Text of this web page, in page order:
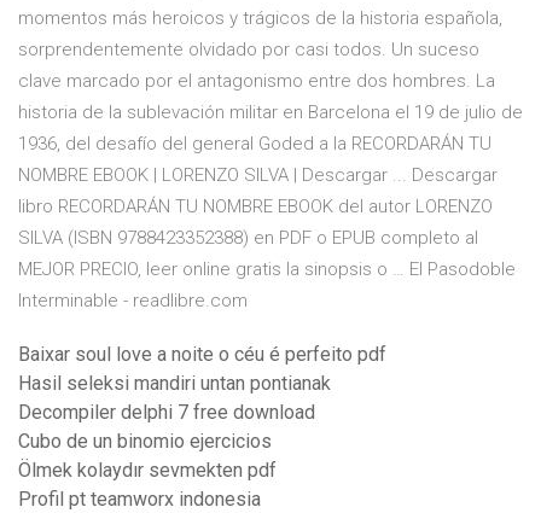
momentos más heroicos y trágicos de la historia española,
sorprendentemente olvidado por casi todos. Un suceso
clave marcado por el antagonismo entre dos hombres. La
historia de la sublevación militar en Barcelona el 19 de julio de
1936, del desafío del general Goded a la RECORDARÁN TU
NOMBRE EBOOK | LORENZO SILVA | Descargar ... Descargar
libro RECORDARÁN TU NOMBRE EBOOK del autor LORENZO
SILVA (ISBN 9788423352388) en PDF o EPUB completo al
MEJOR PRECIO, leer online gratis la sinopsis o … El Pasodoble
Interminable - readlibre.com
Baixar soul love a noite o céu é perfeito pdf
Hasil seleksi mandiri untan pontianak
Decompiler delphi 7 free download
Cubo de un binomio ejercicios
Ölmek kolaydır sevmekten pdf
Profil pt teamworx indonesia